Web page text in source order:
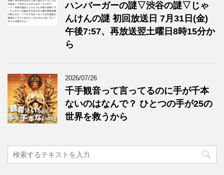
ハンバーガーの謎▽渋谷の謎▽じゃ
んけんの謎 初回放送日 7月31日(金)
午後7:57、再放送翌土曜日8時15分か
ら
2026/07/26
千手観音って言ってるのに手が千本
ないのはなんで？ ひとつの手が25の
世界を救うから